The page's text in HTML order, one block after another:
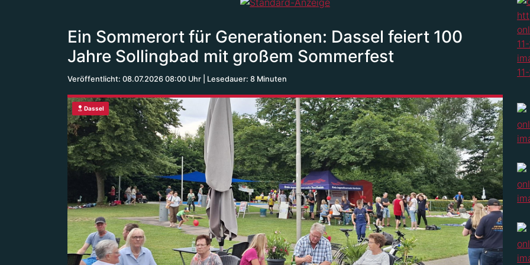
Ein Sommerort für Generationen: Dassel feiert 100
Jahre Sollingbad mit großem Sommerfest
Veröffentlicht: 08.07.2026 08:00 Uhr Lesedauer: 8 Minuten
Dassel